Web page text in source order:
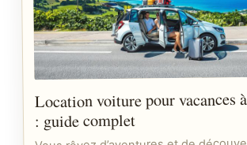
Location voiture pour vacances
: guide complet